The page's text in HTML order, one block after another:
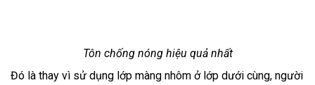
Tôn chống nóng hiệu quả nhất
Đó là thay vì sử dụng lớp màng nhôm ở lớp dưới cùng, người